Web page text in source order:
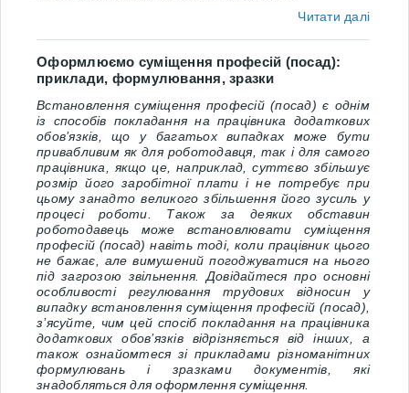
Читати далі
Оформлюємо суміщення професій (посад):
приклади, формулювання, зразки
Встановлення суміщення професій (посад) є однім
із способів покладання на працівника додаткових
обов’язків, що у багатьох випадках може бути
привабливим як для роботодавця, так і для самого
працівника, якщо це, наприклад, суттєво збільшує
розмір його заробітної плати і не потребує при
цьому занадто великого збільшення його зусиль у
процесі роботи. Також за деяких обставин
роботодавець може встановлювати суміщення
професій (посад) навіть тоді, коли працівник цього
не бажає, але вимушений погоджуватися на нього
під загрозою звільнення. Довідайтеся про основні
особливості регулювання трудових відносин у
випадку встановлення суміщення професій (посад),
з’ясуйте, чим цей спосіб покладання на працівника
додаткових обов’язків відрізняється від інших, а
також ознайомтеся зі прикладами різноманітних
формулювань і зразками документів, які
знадобляться для оформлення суміщення.